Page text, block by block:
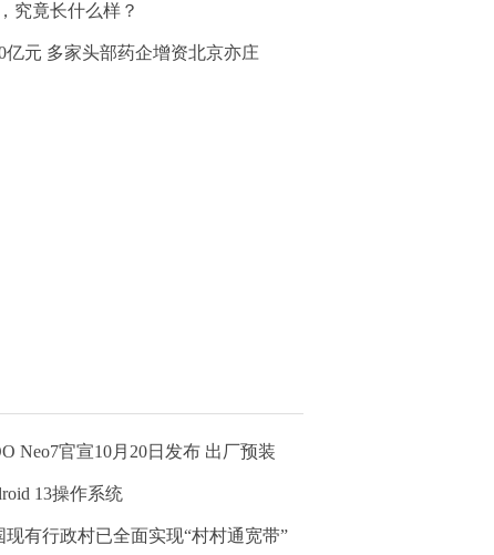
究竟长什么样？
亿元 多家头部药企增资北京亦庄
Neo7官宣10月20日发布 出厂预装
13操作系统
现有行政村已全面实现“村村通宽带”